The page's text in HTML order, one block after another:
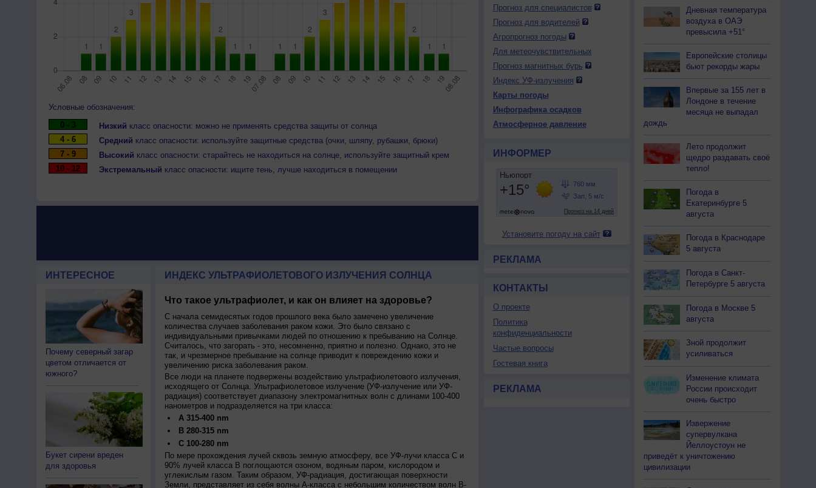
Условные обозначения:
0 - 3
Низкий класс опасности: можно не применять средства защиты от солнца
4 - 6
Средний класс опасности: используйте защитные средства (очки, шляпу, рубашки, брюки)
7 - 9
Высокий класс опасности: старайтесь не находиться на солнце, используйте защитный крем
10 - 12
Экстремальный класс опасности: ищите тень, лучше находиться в помещении
ИНТЕРЕСНОЕ
Почему северный загар
цветом отличается от
южного?
Букет сирени вреден
для здоровья
ИНДЕКС УЛЬТРАФИОЛЕТОВОГО ИЗЛУЧЕНИЯ СОЛНЦА
Что такое ультрафиолет, и как он влияет на здоровье?
С начала семидесятых годов прошлого века было замечено увеличение
количества случаев заболевания раком кожи. Это было связано с
индивидуальными привычками людей по отношению к пребыванию на Солнце.
Считалось, что загорать - это, несомненно, приятно и полезно. Однако, это не
так, и чрезмерное пребывание на солнце приводит к повреждению кожи и
увеличению риска заболевания раком.
Все люди на планете подвержены воздействию ультрафиолетового излучения,
исходящего от Солнца. Ультрафиолетовое излучение (УФ-излучение или УФ-
радиация) соответствует диапазону электромагнитных волн с длинами 100-400
нанометров и подразделяется на три класса:
A 315-400 nm
B 280-315 nm
C 100-280 nm
По мере прохождения лучей сквозь земную атмосферу, все УФ-лучи класса C и
90% лучей класса B поглощаются озоном, водяным паром, кислородом и
углекислым газом. Таким образом, УФ-радиация, достигающая поверхности
Земли, представляет из себя волны А-класса с небольшим количеством волн В-
Прогноз для специалистов
Прогноз для водителей
Агропрогноз погоды
Для метеочувствительных
Прогноз магнитных бурь
Индекс УФ-излучения
Карты погоды
Инфографика осадков
Атмосферное давление
ИНФОРМЕР
Установите погоду на сайт
РЕКЛАМА
КОНТАКТЫ
О проекте
Политика
конфиденциальности
Частые вопросы
Гостевая книга
РЕКЛАМА
Дневная температура
воздуха в ОАЭ
превысила +51°
Европейские столицы
бьют рекорды жары
Впервые за 155 лет в
Лондоне в течение
месяца не выпадал
дождь
Лето продолжит
щедро раздавать своё
тепло!
Погода в
Екатеринбурге 5
августа
Погода в Краснодаре
5 августа
Погода в Санкт-
Петербурге 5 августа
Погода в Москве 5
августа
Зной продолжит
усиливаться
Изменение климата
России происходит
очень быстро
Извержение
супервулкана
Йеллоустоун не
приведёт к уничтожению
цивилизации